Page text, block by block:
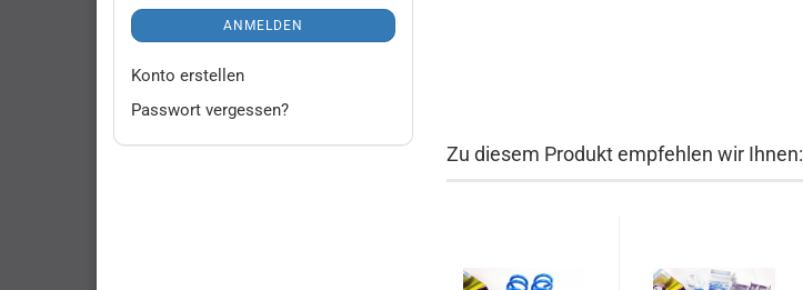
Zu diesem Produkt empfehlen wir Ihnen:
ANMELDEN
Konto erstellen
Passwort vergessen?